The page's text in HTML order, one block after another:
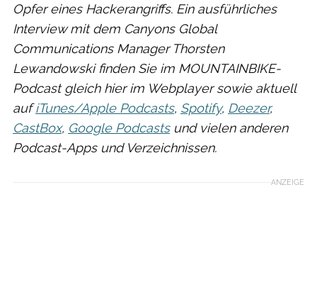
Opfer eines Hackerangriffs. Ein ausführliches
Interview mit dem Canyons Global
Communications Manager Thorsten
Lewandowski finden Sie im MOUNTAINBIKE-
Podcast gleich hier im Webplayer sowie aktuell
aufiTunes/Apple Podcasts, Spotify, Deezer,
CastBox, Google Podcastsund vielen anderen
Podcast-Apps und Verzeichnissen.
ANZEIGE